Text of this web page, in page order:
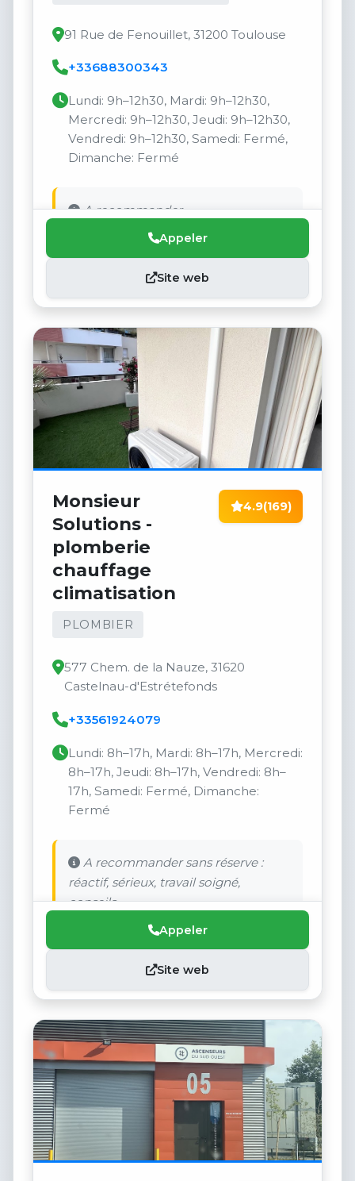
91 Rue de Fenouillet, 31200 Toulouse
+33688300343
Lundi: 9h–12h30, Mardi: 9h–12h30,
Mercredi: 9h–12h30, Jeudi: 9h–12h30,
Vendredi: 9h–12h30, Samedi: Fermé,
Dimanche: Fermé
A recommander.
Appeler
Site web
Monsieur
Solutions -
plomberie
chauffage
climatisation
PLOMBIER
4.9(169)
577 Chem. de la Nauze, 31620
Castelnau-d'Estrétefonds
+33561924079
Lundi: 8h–17h, Mardi: 8h–17h, Mercredi:
8h–17h, Jeudi: 8h–17h, Vendredi: 8h–
17h, Samedi: Fermé, Dimanche:
Fermé
A recommander sans réserve :
réactif, sérieux, travail soigné,
conseils.
Appeler
Site web